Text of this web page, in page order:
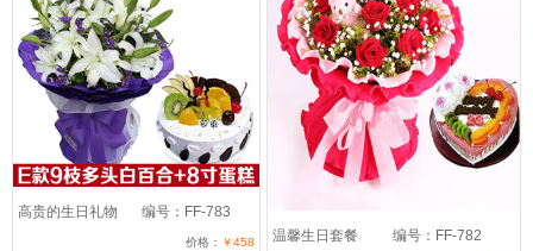
高贵的生日礼物 编号：FF-783
价格： ￥458 温馨生日套餐 编号：FF-782